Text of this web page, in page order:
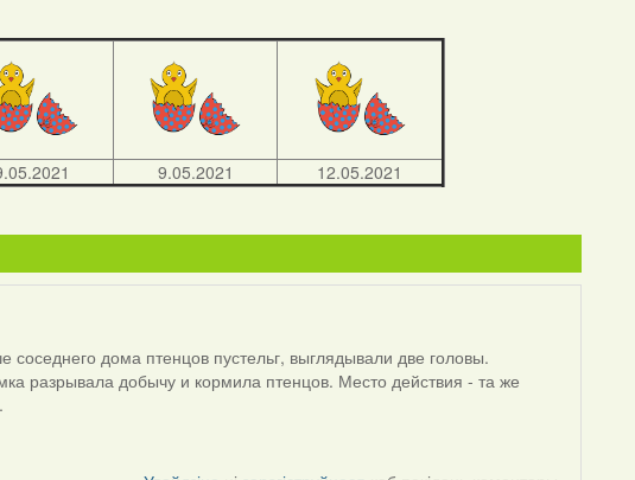
9.05.2021
12.05.2021
дома птенцов пустельг, выглядывали две головы.
разрывала добычу и кормила птенцов. Место действия - та же